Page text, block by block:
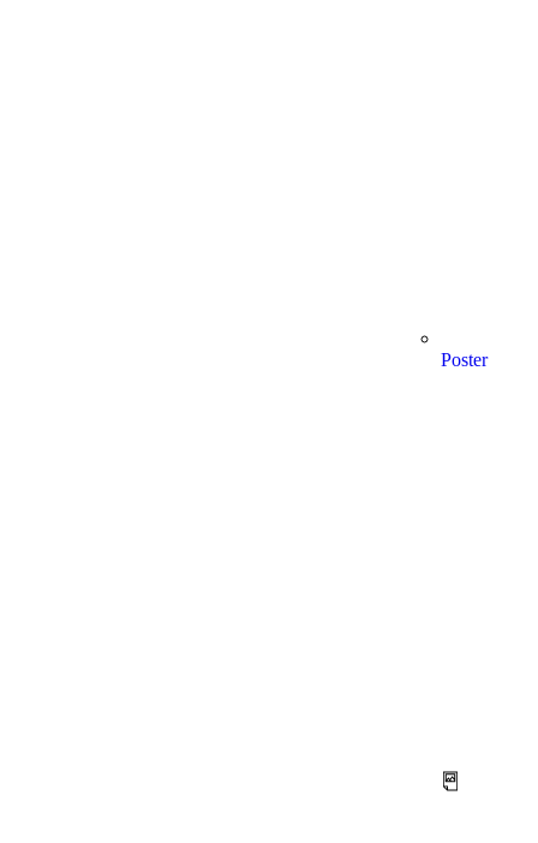
Poster